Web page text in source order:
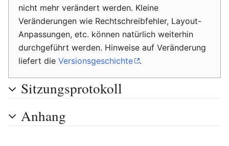
nicht mehr verändert werden. Kleine
Veränderungen wie Rechtschreibfehler, Layout-
Anpassungen, etc. können natürlich weiterhin
durchgeführt werden. Hinweise auf Veränderung
liefert die Versionsgeschichte .
Sitzungsprotokoll
Anhang